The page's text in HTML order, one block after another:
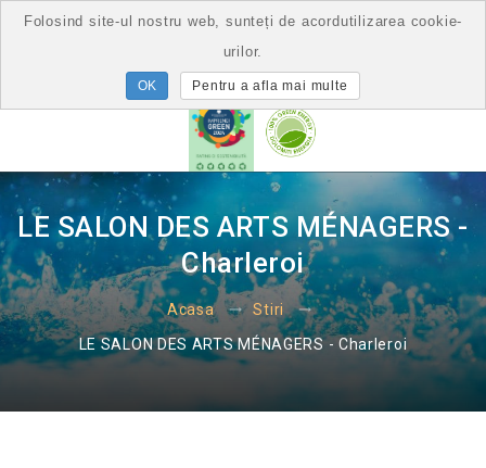
LE SALON DES ARTS MÉNAGERS -
Charleroi
Acasa Stiri
LE SALON DES ARTS MÉNAGERS - Charleroi
Folosind site-ul nostru web, sunteți de acordutilizarea cookie-
urilor.
Pentru a afla mai multe